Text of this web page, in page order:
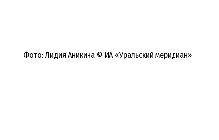
Фото: Лидия Аникина © ИА «Уральский меридиан»